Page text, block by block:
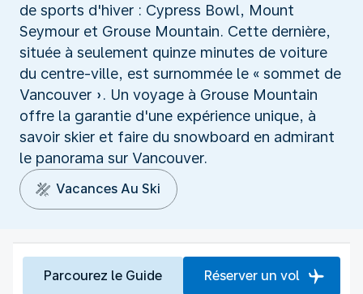
de sports d'hiver : Cypress Bowl, Mount
Seymour et Grouse Mountain. Cette dernière,
située à seulement quinze minutes de voiture
du centre-ville, est surnommée le « sommet de
Vancouver ». Un voyage à Grouse Mountain
offre la garantie d'une expérience unique, à
savoir skier et faire du snowboard en admirant
le panorama sur Vancouver.
Vacances Au Ski
Parcourez le Guide Réserver un vol